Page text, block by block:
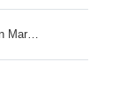
Mar…